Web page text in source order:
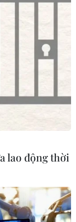
lao động thời